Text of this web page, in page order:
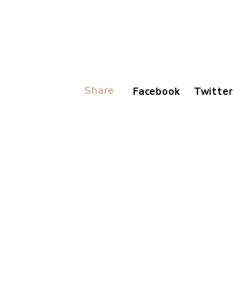
Share Facebook Twitter